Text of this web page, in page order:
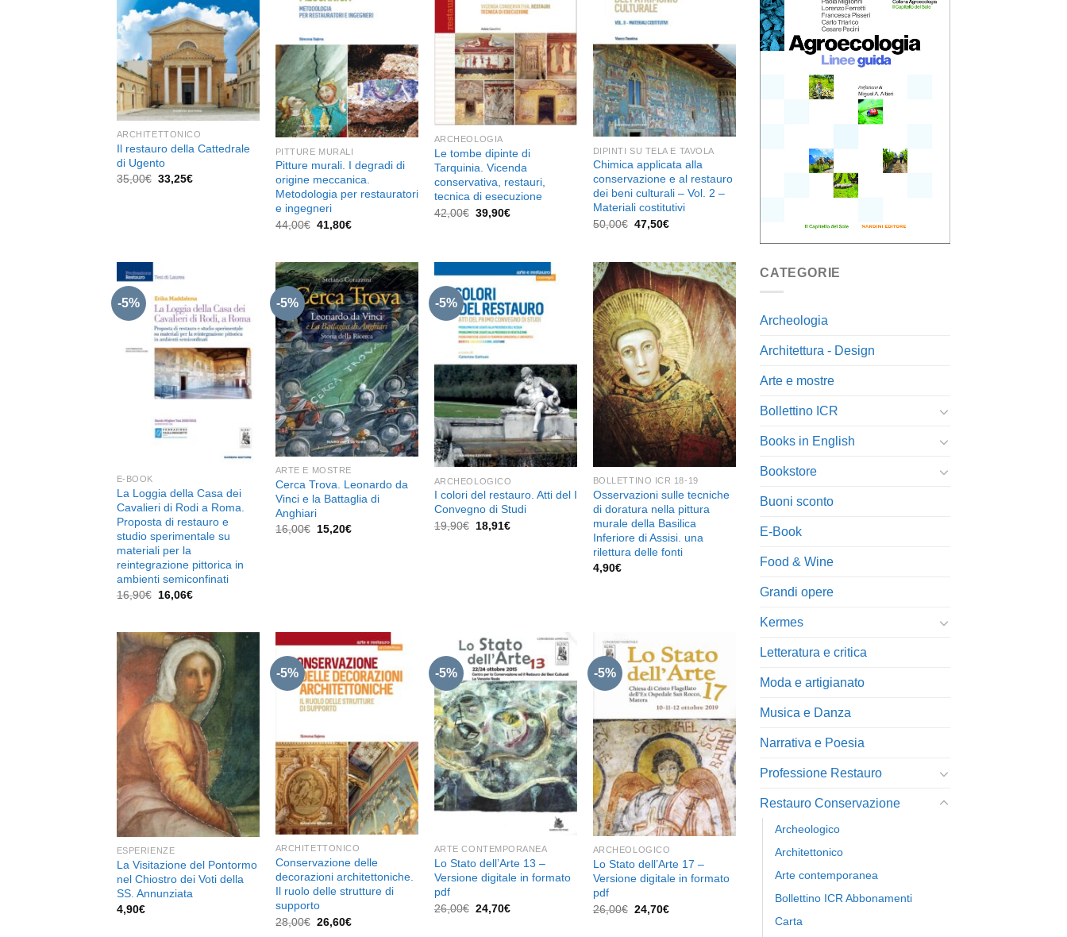
Aggiungi
alla lista
dei
desideri
ARCHITETTONICO
Il restauro della Cattedrale
di Ugento
35,00€ Il
33,25€Il
alla lista
PITTURE MURALI
Pitture murali. I degradi di
origine meccanica.
Metodologia per restauratori
e ingegneri
44,00€ Il
44,00€.
41,80€Il
41,80€.
Aggiungi
desideri
ARCHEOLOGIA
Le tombe dipinte di
Tarquinia. Vicenda
conservativa, restauri,
tecnica di esecuzione
42,00€ Il
prezzo
39,90€Il
DIPINTI SU TELA E TAVOLA
Chimica applicata alla
conservazione e al restauro
dei beni culturali – Vol. 2 –
Materiali costitutivi
50,00€ Il
50,00€.
47,50€Il
47,50€.
-5%
Aggiungi
dei
desideri
E-BOOK
La Loggia della Casa dei
Cavalieri di Rodi a Roma.
Proposta di restauro e
studio sperimentale su
materiali per la
reintegrazione pittorica in
ambienti semiconfinati
16,90€ Il
16,90€.
16,06€Il
16,06€.
-5%
Aggiungi
alla lista
dei
desideri
ARTE E MOSTRE
Cerca Trova. Leonardo da
Vinci e la Battaglia di
Anghiari
16,00€ Il
15,20€Il
-5%
Aggiungi
desideri
ARCHEOLOGICO
I colori del restauro. Atti del I
Convegno di Studi
19,90€ Il
18,91€Il
Aggiungi
alla lista
dei
desideri
BOLLETTINO ICR 18-19
Osservazioni sulle tecniche
di doratura nella pittura
murale della Basilica
Inferiore di Assisi. una
rilettura delle fonti
4,90€
Aggiungi
dei
desideri
ESPERIENZE
La Visitazione del Pontormo
nel Chiostro dei Voti della
SS. Annunziata
4,90€
-5%
Aggiungi
ARCHITETTONICO
Conservazione delle
decorazioni architettoniche.
Il ruolo delle strutture di
supporto
28,00€ Il
26,60€Il
-5%
Aggiungi
alla lista
dei
desideri
ARTE CONTEMPORANEA
Lo Stato dell’Arte 13 –
Versione digitale in formato
pdf
26,00€ Il
24,70€Il
-5%
Aggiungi
dei
desideri
ARCHEOLOGICO
Lo Stato dell’Arte 17 –
Versione digitale in formato
pdf
26,00€ Il
prezzo
24,70€Il
CATEGORIE
Archeologia
Architettura - Design
Arte e mostre
Bollettino ICR
Books in English
Bookstore
Buoni sconto
E-Book
Food & Wine
Grandi opere
Kermes
Letteratura e critica
Moda e artigianato
Musica e Danza
Narrativa e Poesia
Professione Restauro
Restauro Conservazione
Archeologico
Architettonico
Arte contemporanea
Bollettino ICR Abbonamenti
Carta